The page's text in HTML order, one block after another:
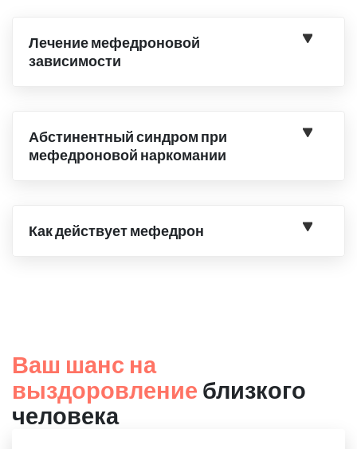
Лечение мефедроновой
зависимости
Абстинентный синдром при
мефедроновой наркомании
Как действует мефедрон
Ваш шанс на
выздоровление близкого
человека